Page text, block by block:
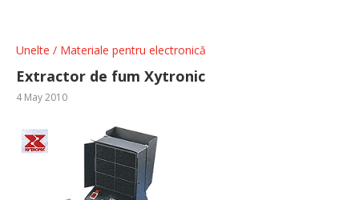
Unelte / Materiale pentru electronică
Extractor de fum Xytronic
4 May 2010